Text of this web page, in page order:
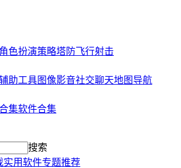
角色扮演策略塔防飞行射击
助工具图像影音社交聊天地图导航
集软件合集
搜索
实用软件专题推荐